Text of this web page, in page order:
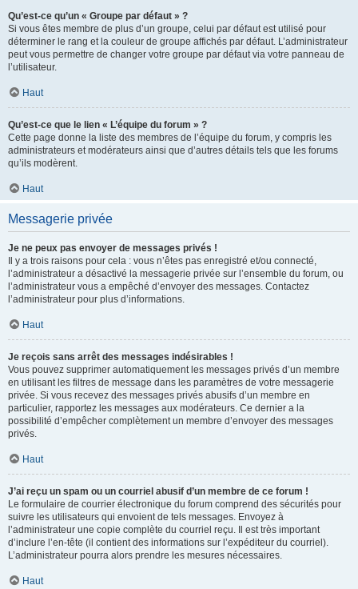
Qu’est-ce qu’un « Groupe par défaut » ?
Si vous êtes membre de plus d’un groupe, celui par défaut est utilisé pour
déterminer le rang et la couleur de groupe affichés par défaut. L’administrateur
peut vous permettre de changer votre groupe par défaut via votre panneau de
l’utilisateur.
Haut
Qu’est-ce que le lien « L’équipe du forum » ?
Cette page donne la liste des membres de l’équipe du forum, y compris les
administrateurs et modérateurs ainsi que d’autres détails tels que les forums
qu’ils modèrent.
Haut
Messagerie privée
Je ne peux pas envoyer de messages privés !
Il y a trois raisons pour cela : vous n’êtes pas enregistré et/ou connecté,
l’administrateur a désactivé la messagerie privée sur l’ensemble du forum, ou
l’administrateur vous a empêché d’envoyer des messages. Contactez
l’administrateur pour plus d’informations.
Haut
Je reçois sans arrêt des messages indésirables !
Vous pouvez supprimer automatiquement les messages privés d’un membre
en utilisant les filtres de message dans les paramètres de votre messagerie
privée. Si vous recevez des messages privés abusifs d’un membre en
particulier, rapportez les messages aux modérateurs. Ce dernier a la
possibilité d’empêcher complètement un membre d’envoyer des messages
privés.
Haut
J’ai reçu un spam ou un courriel abusif d’un membre de ce forum !
Le formulaire de courrier électronique du forum comprend des sécurités pour
suivre les utilisateurs qui envoient de tels messages. Envoyez à
l’administrateur une copie complète du courriel reçu. Il est très important
d’inclure l’en-tête (il contient des informations sur l’expéditeur du courriel).
L’administrateur pourra alors prendre les mesures nécessaires.
Haut